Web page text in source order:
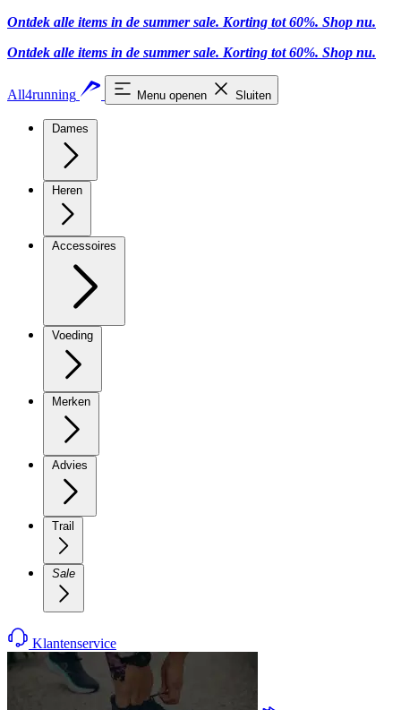
Ontdek alle items in de summer sale. Korting tot 60%. Shop nu.
Ontdek alle items in de summer sale. Korting tot 60%. Shop nu.
All4running Menu openen Sluiten
Dames
Heren
Accessoires
Voeding
Merken
Advies
Trail
Sale
Klantenservice